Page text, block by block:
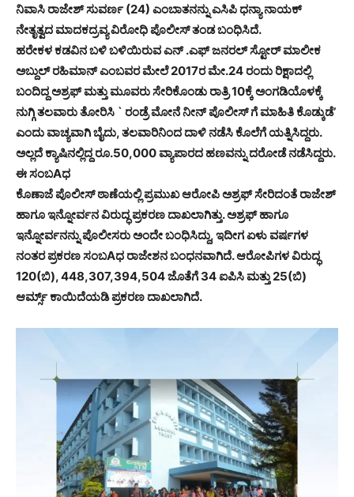
ನಿವಾಸಿ ರಾಜೇಶ್ ಸುವರ್ಣ (24) ಎಂಬಾತನನ್ನು ಎಸಿಪಿ ಧನ್ಯಾ ನಾಯಕ್
ನೇತೃತ್ವದ ಮಾದಕದ್ರವ್ಯ ವಿರೋಧಿ ಪೊಲೀಸ್ ತಂಡ ಬಂಧಿಸಿದೆ.
ಹರೇಕಳ ಕಡವಿನ ಬಳಿ ಬಳಿಯಿರುವ ಎನ್ .ಎಫ್ ಜನರಲ್ ಸ್ಟೋರ್ ಮಾಲೀಕ
ಅಬ್ದುಲ್ ರಹಿಮಾನ್ ಎಂಬವರ ಮೇಲೆ 2017ರ ಮೇ.24 ರಂದು ರಿಕ್ಷಾದಲ್ಲಿ
ಬಂದಿದ್ದ ಅಶ್ರಫ್ ಮತ್ತು ಮೂವರು ಸೇರಿಕೊಂಡು ರಾತ್ರಿ 10ಕ್ಕೆ ಅಂಗಡಿಯೊಳಕ್ಕೆ
ನುಗ್ಗಿ ತಲವಾರು ತೋರಿಸಿ ` ರಂಡ್ರೆ ಮೋನೆ ನೀನ್ ಪೊಲೀಸ್ ಗೆ ಮಾಹಿತಿ ಕೊಡ್ಕುಡೆ’
ಎಂದು ವಾಚ್ಯವಾಗಿ ಬೈದು, ತಲವಾರಿನಿಂದ ದಾಳಿ ನಡೆಸಿ ಕೊಲೆಗೆ ಯತ್ನಿಸಿದ್ದರು.
ಅಲ್ಲದೆ ಕ್ಯಾಷಿನಲ್ಲಿದ್ದ ರೂ.50,000 ವ್ಯಾಪಾರದ ಹಣವನ್ನು ದರೋಡೆ ನಡೆಸಿದ್ದರು.
ಈ ಸಂಬAಧ
ಕೊಣಾಜೆ ಪೊಲೀಸ್ ಠಾಣೆಯಲ್ಲಿ ಪ್ರಮುಖ ಆರೋಪಿ ಅಶ್ರಫ್ ಸೇರಿದಂತೆ ರಾಜೇಶ್
ಹಾಗೂ ಇನ್ನೋರ್ವನ ವಿರುದ್ಧ ಪ್ರಕರಣ ದಾಖಲಾಗಿತ್ತು. ಅಶ್ರಫ್ ಹಾಗೂ
ಇನ್ನೋರ್ವನನ್ನು ಪೊಲೀಸರು ಅಂದೇ ಬಂಧಿಸಿದ್ದು, ಇದೀಗ ಏಳು ವರ್ಷಗಳ
ನಂತರ ಪ್ರಕರಣ ಸಂಬAಧ ರಾಜೇಶನ ಬಂಧನವಾಗಿದೆ. ಆರೋಪಿಗಳ ವಿರುದ್ಧ
120(ಬಿ), 448,307,394,504 ಜೊತೆಗೆ 34 ಐಪಿಸಿ ಮತ್ತು 25(ಬಿ)
ಆರ್ಮ್ಸ್ ಕಾಯಿದೆಯಡಿ ಪ್ರಕರಣ ದಾಖಲಾಗಿದೆ.